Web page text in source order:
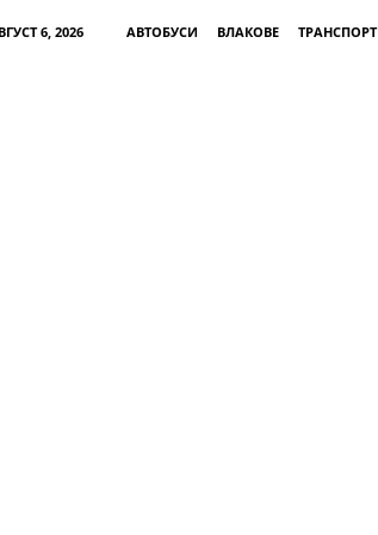
6, 2026 АВТОБУСИ ВЛАКОВЕ ТРАНСПОРТ